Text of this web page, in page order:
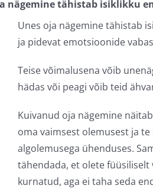
nägemine tähistab isiklikku
Unes oja nägemine tähistab
ja pidevat emotsioonide
Teise võimalusena võib
hädas või peagi võib teid
Kuivanud oja nägemine
oma vaimsest olemusest ja
algolemusega ühenduses.
tähendada, et olete
kurnatud, aga ei taha seda